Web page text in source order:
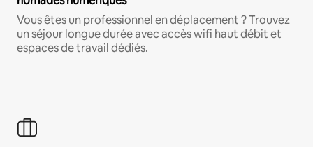
Vous êtes un professionnel en déplacement ? Trouvez
un séjour longue durée avec accès wifi haut débit et
espaces de travail dédiés.